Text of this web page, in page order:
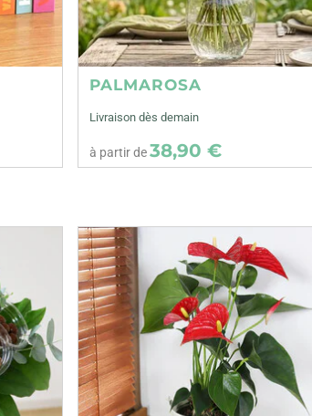
PALMAROSA
Livraison dès demain
à partir de38,90 €